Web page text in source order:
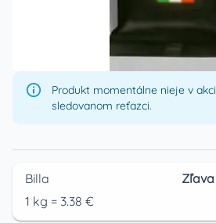
Produkt momentálne nieje v
sledovanom reťazci.
Billa
1 kg = 3.38 €